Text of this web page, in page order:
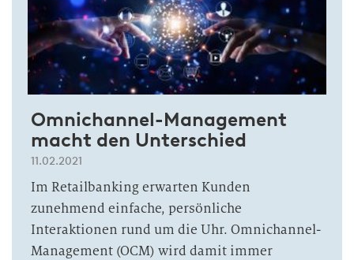
Omnichannel-Management
macht den Unterschied
11.02.2021
Im Retailbanking erwarten Kunden
zunehmend einfache, persönliche
Interaktionen rund um die Uhr. Omnichannel-
Management (OCM) wird damit immer